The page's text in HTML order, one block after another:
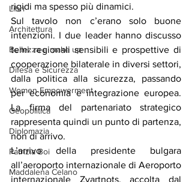
Libri
Architettura
Bellezza e make up
Difesa e Sicurezza
Women Empowerment
Geopolitica
Diplomazia
Patrizia Boi
Maddalena Celano
rigidi ma spesso più dinamici.
Sul tavolo non c’erano solo buone
intenzioni. I due leader hanno discusso
temi regionali sensibili e prospettive di
cooperazione bilaterale in diversi settori,
dalla politica alla sicurezza, passando
per economia e integrazione europea.
La firma del partenariato strategico
rappresenta quindi un punto di partenza,
non di arrivo.
L’arrivo della presidente bulgara
all’aeroporto internazionale di Aeroporto
internazionale Zvartnots, accolta dal